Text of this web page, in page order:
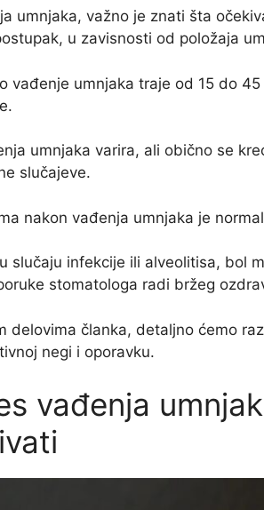
umnjaka, važno je znati šta
u zavisnosti od položaja
vađenje umnjaka traje od 15 do
umnjaka varira, ali obično se
slučajeve.
nakon vađenja umnjaka je
slučaju infekcije ili alveolitisa, bol
stomatologa radi bržeg
delovima članka, detaljno ćemo
negi i oporavku.
vađenja